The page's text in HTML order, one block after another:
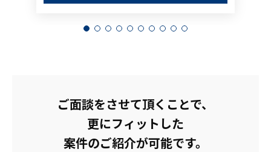
ご面談をさせて頂くことで、
更にフィットした
案件のご紹介が可能です。